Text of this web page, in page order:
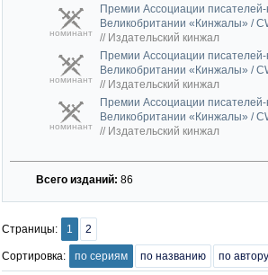
номинант
Премии Ассоциации
Великобритании «Кинжалы» /
// Издательский кинжал
номинант
Премии Ассоциации
Великобритании «Кинжалы» /
// Издательский кинжал
номинант
Премии Ассоциации
Великобритании «Кинжалы» /
// Издательский кинжал
Всего изданий: 86
Страницы: 1 2
Сортировка: по сериям по названию по автору